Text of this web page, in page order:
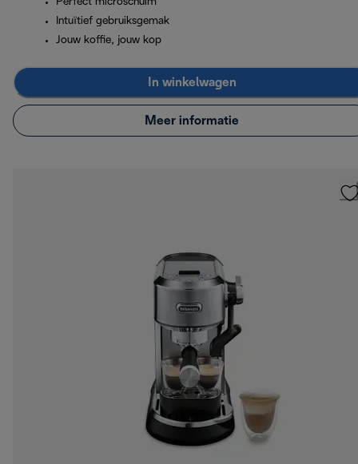
Perfect microschuim
Intuïtief gebruiksgemak
Jouw koffie, jouw kop
In winkelwagen
Meer informatie